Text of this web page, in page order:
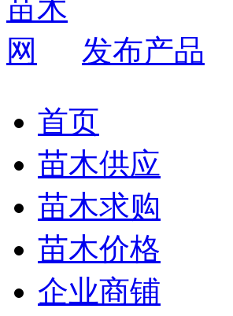
发布产品
首页
苗木供应
苗木求购
苗木价格
企业商铺